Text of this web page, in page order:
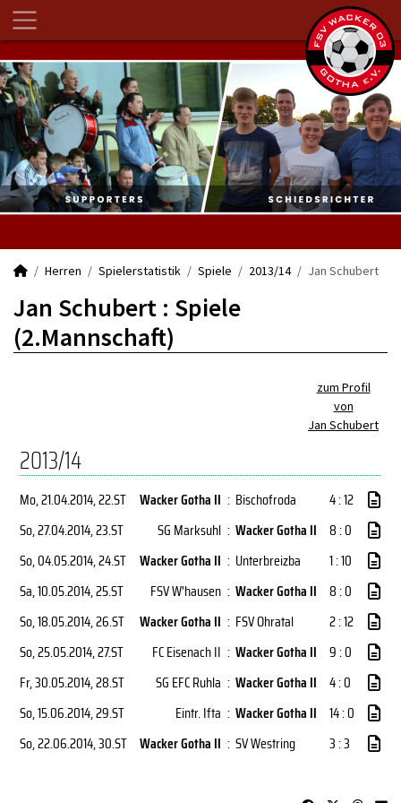
Herren Spielerstatistik Spiele 2013/14 Jan Schubert
Jan Schubert : Spiele
(2.Mannschaft)
zum Profil
von
Jan Schubert
2013/14
Mo, 21.04.2014, 22.ST Wacker Gotha II : Bischofroda
4 : 12
So, 27.04.2014, 23.ST SG Marksuhl : Wacker Gotha II 8 : 0
So, 04.05.2014, 24.ST Wacker Gotha II : Unterbreizba
1 : 10
Sa, 10.05.2014, 25.ST FSV W'hausen : Wacker Gotha II 8 : 0
So, 18.05.2014, 26.ST Wacker Gotha II : FSV Ohratal
2 : 12
So, 25.05.2014, 27.ST FC Eisenach II : Wacker Gotha II 9 : 0
Fr, 30.05.2014, 28.ST SG EFC Ruhla : Wacker Gotha II 4 : 0
So, 15.06.2014, 29.ST Eintr. Ifta : Wacker Gotha II 14 : 0
So, 22.06.2014, 30.ST Wacker Gotha II : SV Westring 3 : 3